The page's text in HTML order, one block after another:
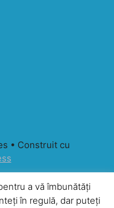
• Construit cu
a vă îmbunătăți
în regulă, dar puteți